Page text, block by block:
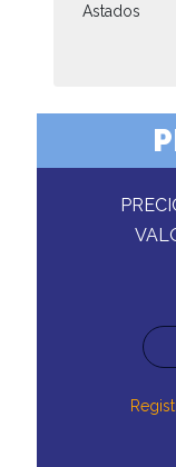
Astados